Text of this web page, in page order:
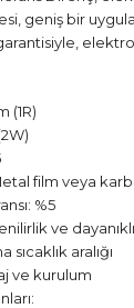
geniş bir
(1R)
film veya
%5
ve
sıcaklık aralığı
ve kurulum